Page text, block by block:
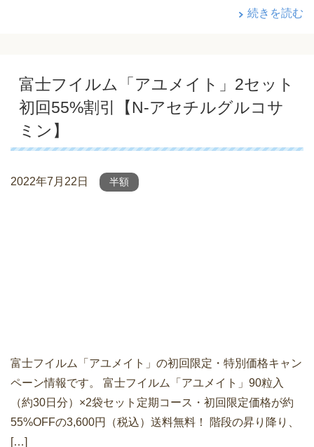
続きを読む
富士フイルム「アユメイト」2セット
初回55%割引【N-アセチルグルコサ
ミン】
2022年7月22日 半額
富士フイルム「アユメイト」の初回限定・特別価格キャン
ペーン情報です。 富士フイルム「アユメイト」90粒入
（約30日分）×2袋セット定期コース・初回限定価格が約
55%OFFの3,600円（税込）送料無料！ 階段の昇り降り、
[…]